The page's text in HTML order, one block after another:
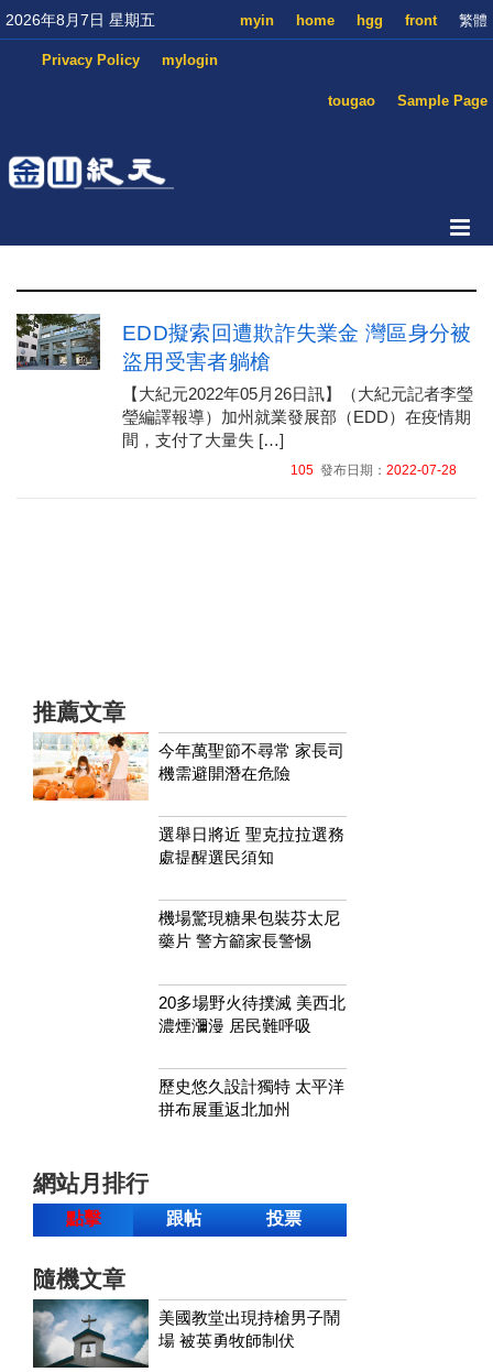
2026年8月7日 星期五 繁體
front
hgg
home
myin
mylogin
Privacy Policy
Sample Page
tougao
EDD擬索回遭欺詐失業金 灣區身分被
盜用受害者躺槍
【大紀元2022年05月26日訊】（大紀元記者李瑩
瑩編譯報導）加州就業發展部（EDD）在疫情期
間，支付了大量失 […]
105發布日期： 2022-07-28
推薦文章
今年萬聖節不尋常 家長司
機需避開潛在危險
選舉日將近 聖克拉拉選務
處提醒選民須知
機場驚現糖果包裝芬太尼
藥片 警方籲家長警惕
20多場野火待撲滅 美西北
濃煙瀰漫 居民難呼吸
歷史悠久設計獨特 太平洋
拼布展重返北加州
網站月排行
點擊 跟帖 投票
隨機文章
美國教堂出現持槍男子鬧
場 被英勇牧師制伏